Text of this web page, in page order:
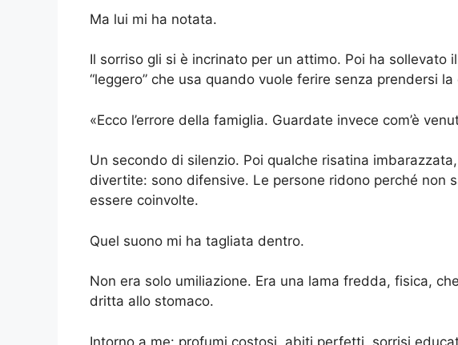
Ma lui mi ha notata.
Il sorriso gli si è incrinato per un attimo. Poi ha sollevato
“leggero” che usa quando vuole ferire senza prendersi
«Ecco l’errore della famiglia. Guardate invece com’è
Un secondo di silenzio. Poi qualche risatina
divertite: sono difensive. Le persone ridono perché non
essere coinvolte.
Quel suono mi ha tagliata dentro.
Non era solo umiliazione. Era una lama fredda, fisica,
dritta allo stomaco.
Intorno a me: profumi costosi, abiti perfetti, sorrisi